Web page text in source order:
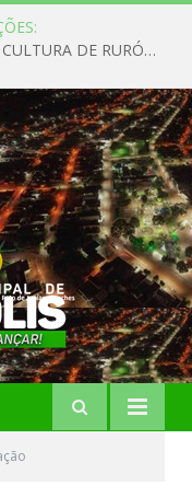
ESCUTA PÚBLICA COM AUTORES DA CULTURA DE RURÓPOLIS